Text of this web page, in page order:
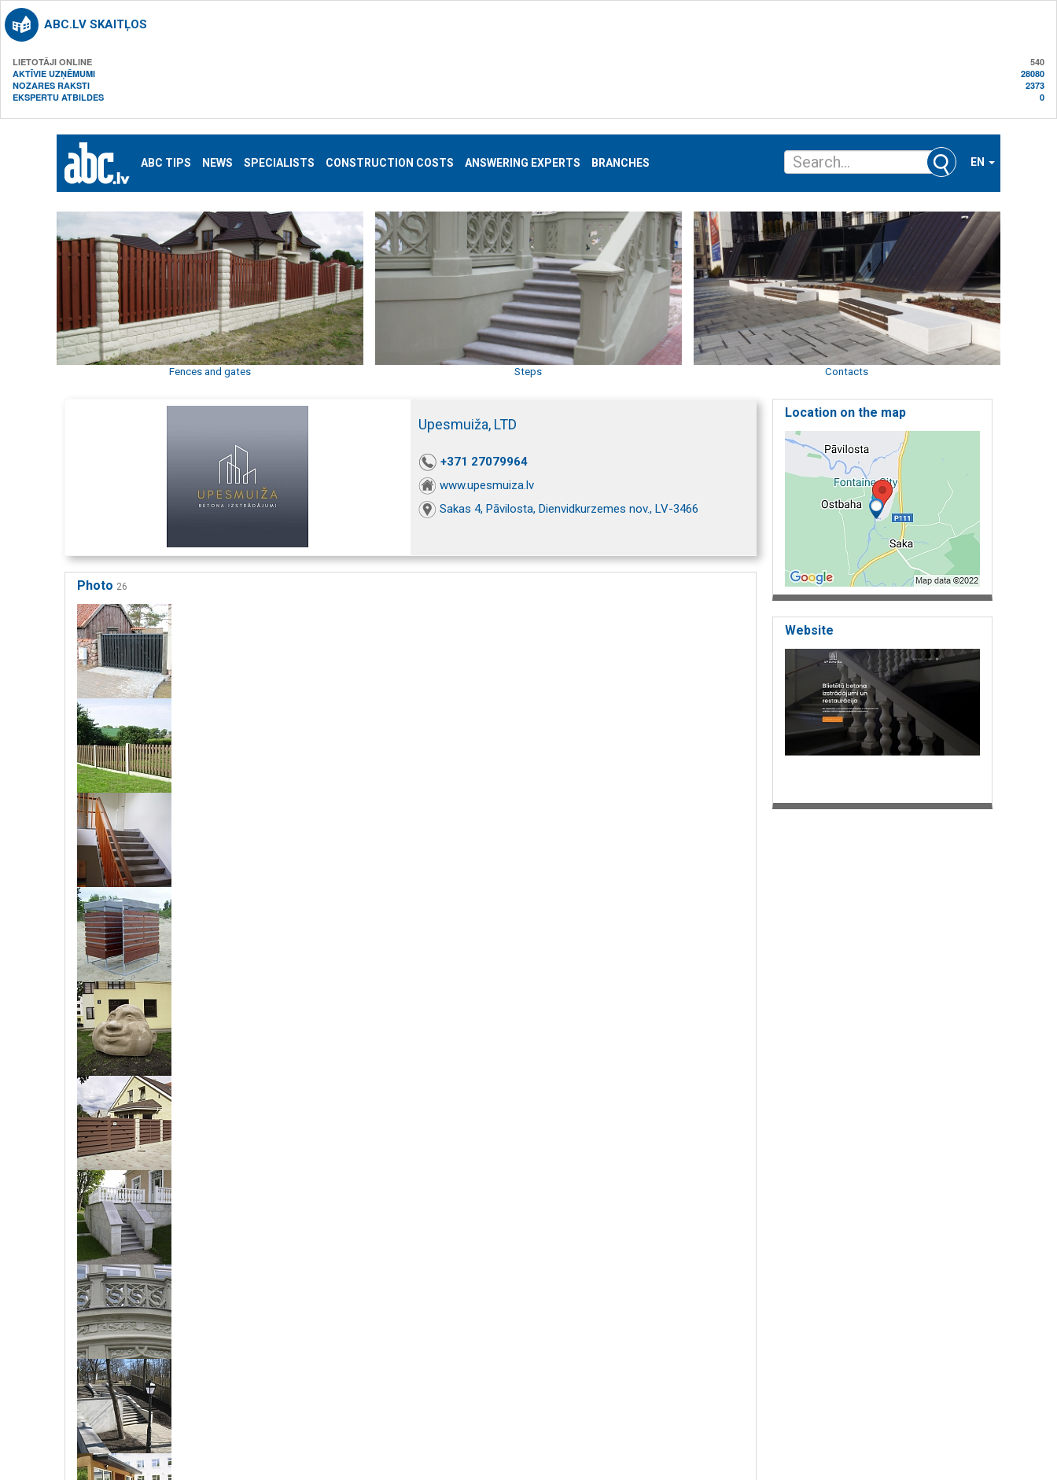
ABC.LV SKAITĻOS
LIETOTĀJI ONLINE
540
AKTĪVIE UZŅĒMUMI
28080
NOZARES RAKSTI
2373
EKSPERTU ATBILDES
0
ABC TIPS NEWS SPECIALISTS CONSTRUCTION COSTS ANSWERING EXPERTS BRANCHES EN
Fences and gates Steps Contacts
Upesmuiža, LTD
+371 27079964
www.upesmuiza.lv
Sakas 4, Pāvilosta, Dienvidkurzemes nov., LV-3466
Photo 26
Location on the map
Website